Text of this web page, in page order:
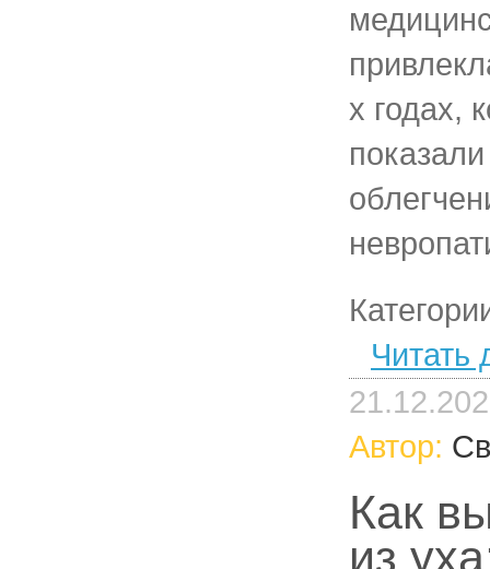
х годах,
Читать
Автор:
Как
из